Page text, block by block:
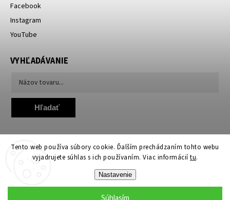
Tento web používa súbory cookie. Ďalším prechádzaním tohto webu
vyjadrujete súhlas s ich používaním. Viac informáciítu.
Nastavenie
Facebook
Instagram
YouTube
VYHĽADÁVANIE
Hľadať
TheLamp.sk. Všetky práva vyhradené.